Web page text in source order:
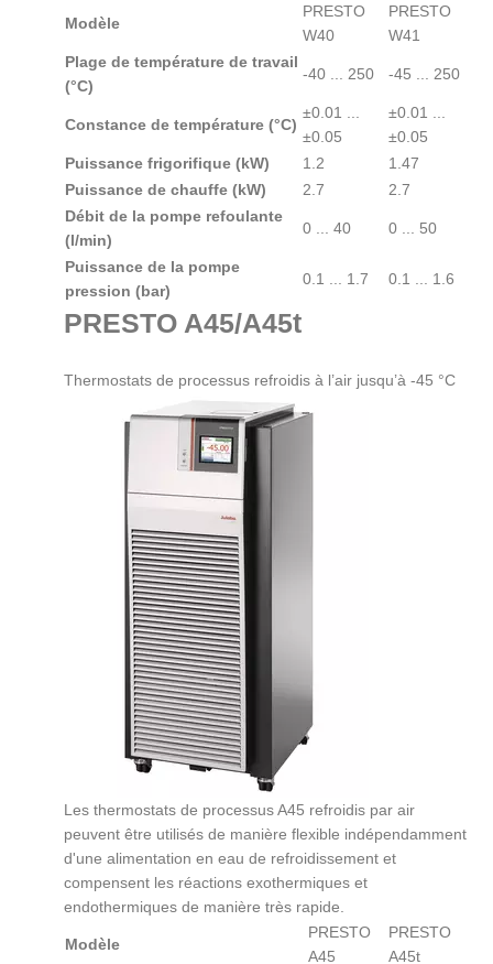
Modèle
PRESTO
W40
PRESTO
W41
Plage de température de travail
(°C)
-40 ... 250 -45 ... 250
Constance de température (°C)
±0.01 ...
±0.05
±0.01 ...
±0.05
Puissance frigorifique (kW)
1.2
1.47
Puissance de chauffe (kW)
2.7
2.7
Débit de la pompe refoulante
(l/min)
0 ... 40 0 ... 50
Puissance de la pompe
pression (bar)
0.1 ... 1.7 0.1 ... 1.6
PRESTO A45/A45t
Thermostats de processus refroidis à l’air jusqu’à -45 °C
Les thermostats de processus A45 refroidis par air
peuvent être utilisés de manière flexible indépendamment
d'une alimentation en eau de refroidissement et
compensent les réactions exothermiques et
endothermiques de manière très rapide.
Modèle
PRESTO
A45
PRESTO
A45t